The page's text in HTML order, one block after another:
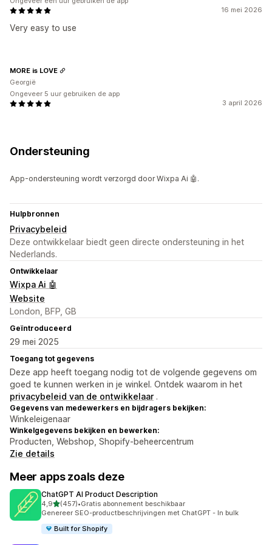
16 mei 2026
Very easy to use
3 april 2026
MORE is LOVE
Georgië
Ongeveer 5 uur gebruiken de app
Ondersteuning
App-ondersteuning wordt verzorgd door Wixpa Ai 🤖.
Hulpbronnen
Privacybeleid
Deze ontwikkelaar biedt geen directe ondersteuning in het
Nederlands.
Ontwikkelaar
Wixpa Ai 🤖
Website
London, BFP, GB
Geïntroduceerd
29 mei 2025
Toegang tot gegevens
Deze app heeft toegang nodig tot de volgende gegevens om
goed te kunnen werken in je winkel. Ontdek waarom in het
privacybeleid van de ontwikkelaar .
Gegevens van medewerkers en bijdragers bekijken:
Winkeleigenaar
Winkelgegevens bekijken en bewerken:
Producten, Webshop, Shopify-beheercentrum
Zie details
Meer apps zoals deze
ChatGPT AI Product Description
4,9van 5 sterren
(457)
457 recensies in totaal
•Gratis abonnement beschikbaar
Genereer SEO-productbeschrijvingen met ChatGPT - In bulk
Built for Shopify